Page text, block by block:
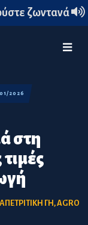
ζωντανά
στη
2026
ΓΗ,AGRO